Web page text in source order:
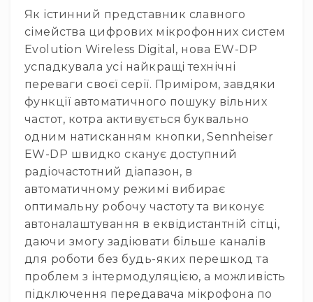
телефонії
Для
офісів
та
колл-
центрів
Аксесуари
і
комплектуючі
Рішення
для
трансляцій
звуку
Готові
комплекти
для
нарад
і
конференцій
Як істинний представник славного
сімейства цифрових мікрофонних систем
Evolution Wireless Digital, нова EW-DP
успадкувала усі найкращі технічні
переваги своєї серії. Приміром, завдяки
функції автоматичного пошуку вільних
частот, котра активується буквально
одним натисканням кнопки, Sennheiser
EW-DP швидко сканує доступний
радіочастотний діапазон, в
автоматичному режимі вибирає
оптимальну робочу частоту та виконує
автоналаштування в еквідистантній сітці,
даючи змогу задіювати більше каналів
для роботи без будь-яких перешкод та
проблем з інтермодуляцією, а можливість
підключення передавача мікрофона по